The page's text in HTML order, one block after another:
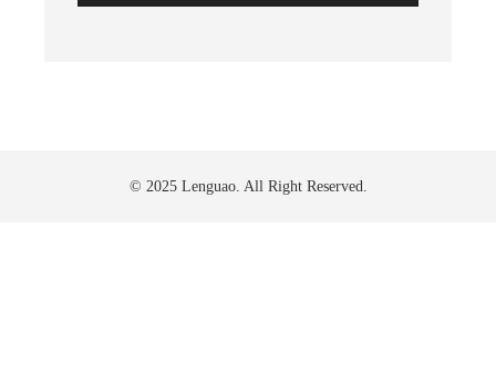
© 2025 Lenguao. All Right Reserved.